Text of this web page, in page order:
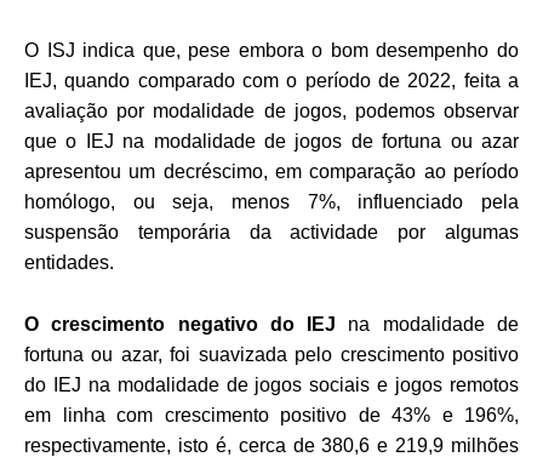
O ISJ indica que, pese embora o bom desempenho do
IEJ, quando comparado com o período de 2022, feita a
avaliação por modalidade de jogos, podemos observar
que o IEJ na modalidade de jogos de fortuna ou azar
apresentou um decréscimo, em comparação ao período
homólogo, ou seja, menos 7%, influenciado pela
suspensão temporária da actividade por algumas
entidades.
O crescimento negativo do IEJ na modalidade de
fortuna ou azar, foi suavizada pelo crescimento positivo
do IEJ na modalidade de jogos sociais e jogos remotos
em linha com crescimento positivo de 43% e 196%,
respectivamente, isto é, cerca de 380,6 e 219,9 milhões